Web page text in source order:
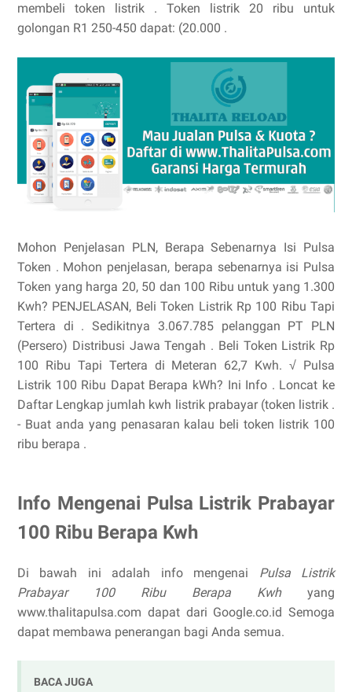
membeli token listrik . Token listrik 20 ribu untuk
golongan R1 250-450 dapat: (20.000 .
Mohon Penjelasan PLN, Berapa Sebenarnya Isi Pulsa
Token . Mohon penjelasan, berapa sebenarnya isi Pulsa
Token yang harga 20, 50 dan 100 Ribu untuk yang 1.300
Kwh? PENJELASAN, Beli Token Listrik Rp 100 Ribu Tapi
Tertera di . Sedikitnya 3.067.785 pelanggan PT PLN
(Persero) Distribusi Jawa Tengah . Beli Token Listrik Rp
100 Ribu Tapi Tertera di Meteran 62,7 Kwh. √ Pulsa
Listrik 100 Ribu Dapat Berapa kWh? Ini Info . Loncat ke
Daftar Lengkap jumlah kwh listrik prabayar (token listrik .
- Buat anda yang penasaran kalau beli token listrik 100
ribu berapa .
Info Mengenai Pulsa Listrik Prabayar
100 Ribu Berapa Kwh
Di bawah ini adalah info mengenai Pulsa Listrik
Prabayar 100 Ribu Berapa Kwh yang
www.thalitapulsa.com dapat dari Google.co.id Semoga
dapat membawa penerangan bagi Anda semua.
BACA JUGA